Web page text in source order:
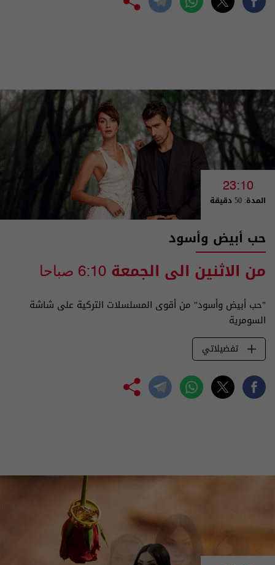
23:10
المدة: 50 دقيقة
حب أبيض وأسود
من الاثنين الى الجمعة 6:10 صباحا
"حب أبيض وأسود" من أقوى المسلسلات التركية على شاشة
السومرية
تفضيلاتي